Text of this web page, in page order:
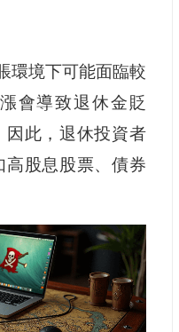
環境下可能面臨較
會導致退休金貶
因此，退休投資者
高股息股票、債券